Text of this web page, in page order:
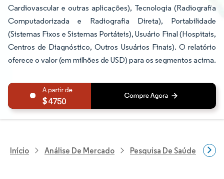
Cardiovascular e outras aplicações), Tecnologia (Radiografia
Computadorizada e Radiografia Direta), Portabilidade
(Sistemas Fixos e Sistemas Portáteis), Usuário Final (Hospitais,
Centros de Diagnóstico, Outros Usuários Finais). O relatório
oferece o valor (em milhões de USD) para os segmentos acima.
4750
Início Análise De Mercado Pesquisa De Saúde